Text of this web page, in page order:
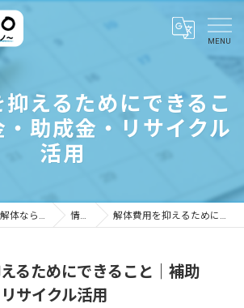
えるためにできるこ
助成金・リサイクル
活用
愛知県尾張旭市の解体ならMODEReNO ～原状回復・解体工事のモドリーノ～ 情報ブログ 解体費用を抑えるためにできること｜補助金・助成金・リサイクル活用
るためにできること｜補助
サイクル活用